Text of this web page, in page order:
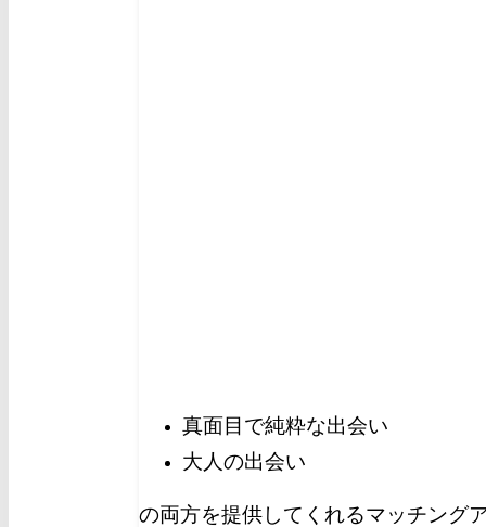
真面目で純粋な出会い
大人の出会い
の両方を提供してくれるマッチング